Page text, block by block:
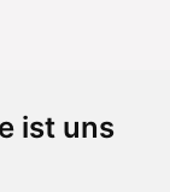
ist uns